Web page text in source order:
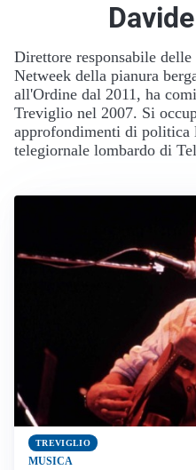
Direttore responsabile
Netweek della pianura
all'Ordine dal 2011, ha
Treviglio nel 2007. Si
approfondimenti di politica
telegiornale lombardo di
TREVIGLIO
MUSICA